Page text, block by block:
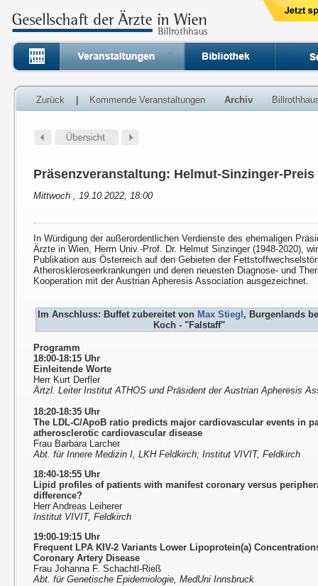
Zurück Kommende Veranstaltungen Archiv
Präsenzveranstaltung: Helmut-Sinzinger-Preis
Mittwoch , 19.10.2022, 18:00
In Würdigung der außerordentlichen Verdienste des ehemaligen
Ärzte in Wien, Herrn Univ.-Prof. Dr. Helmut Sinzinger (1948-2020),
Publikation aus Österreich auf den Gebieten der
Atheroskleroseerkrankungen und deren neuesten Diagnose- und
Kooperation mit der Austrian Apheresis Association ausgezeichnet.
Im Anschluss: Buffet zubereitet von Max Stiegl , Burgenlands
Koch - "Falstaff"
Programm
18:00-18:15 Uhr
Einleitende Worte
Herr Kurt Derfler
Ärtzl. Leiter Institut ATHOS und Präsident der Austrian Apheresis
18:20-18:35 Uhr
The LDL-C/ApoB ratio predicts major cardiovascular events in
atherosclerotic cardiovascular disease
Frau Barbara Larcher
Abt. für Innere Medizin I, LKH Feldkirch; Institut VIVIT, Feldkirch
18:40-18:55 Uhr
Lipid profiles of patients with manifest coronary versus
difference?
Herr Andreas Leiherer
Institut VIVIT, Feldkirch
19:00-19:15 Uhr
Frequent LPA KIV-2 Variants Lower Lipoprotein(a)
Coronary Artery Disease
Frau Johanna F. Schachtl-Rieß
Abt. für Genetische Epidemiologie, MedUni Innsbruck